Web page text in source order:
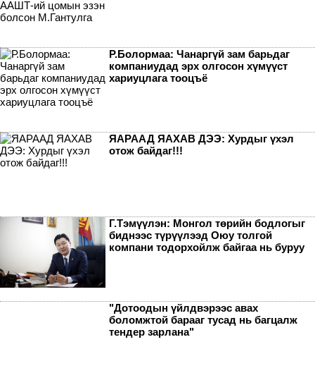
Р.Болормаа: Чанаргүй зам барьдаг
компаниудад эрх олгосон хүмүүст
хариуцлага тооцъё
ЯАРААД ЯАХАВ ДЭЭ: Хурдыг үхэл
отож байдаг!!!
Г.Тэмүүлэн: Монгол төрийн бодлогыг
биднээс түрүүлээд Оюу толгой
компани тодорхойлж байгаа нь буруу
"Дотоодын үйлдвэрээс авах
боломжтой барааг тусад нь багцалж
тендер зарлана"